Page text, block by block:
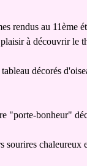
rendus au
à découvrir le
décorés
bonheur"
chaleureux